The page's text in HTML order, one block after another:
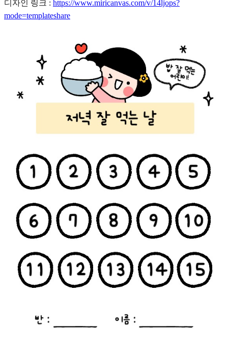
디자인 링크 : https://www.miricanvas.com/v/14ljops?
mode=templateshare